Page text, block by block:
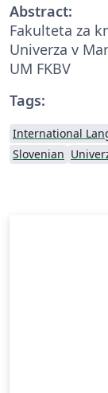
Abstract:
Fakulteta za
Univerza v
UM FKBV
Tags:
International
Slovenian